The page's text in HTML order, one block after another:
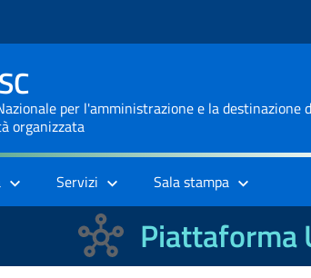
per l'amministrazione e la
organizzata
Servizi Sala stampa
Piattaforma